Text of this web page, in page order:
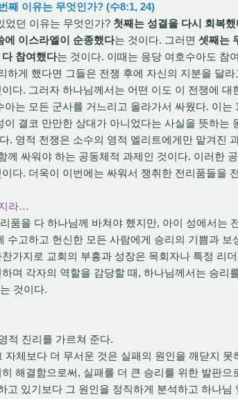
째 이유는 무엇인가? (수8:1, 24)
었던 이유는 무엇인가? 첫째는 성결을 다시 회복했
에 이스라엘이 순종했다는 것이다. 그러면 셋째는
참여했다는 것이다. 이때는 응당 여호수아도 참
게 했다면 그들은 전쟁 후에 자신의 지분을 달
다. 그러자 하나님께서는 어떤 이도 이 전쟁에 대
는 모든 군사를 거느리고 올라가서 싸웠다. 이는
결코 만만한 상대가 아니었다는 사실을 뜻하는
. 영적 전쟁은 소수의 영적 엘리트에게만 맡겨진
싸워야 하는 공동체적 과제인 것이다. 이러한
다. 더욱이 이번에는 싸워서 쟁취한 전리품들을
라…
품을 다 하나님께 바쳐야 했지만, 아이 성에서는
고하고 헌신한 모든 사람에게 승리의 기쁨과 보
가지로 교회의 부흥과 성장은 목회자나 특정 리
며 각자의 역할을 감당할 때, 하나님께서는 승리
것이다.
적 진리를 가르쳐 준다.
자체보다 더 무서운 것은 실패의 원인을 깨닫지 못
해결함으로써, 실패를 더 큰 승리를 위한 발판으
고 있기보다 그 원인을 정직하게 분석하고 하나님